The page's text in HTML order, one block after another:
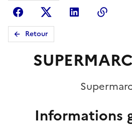
FacebookX (anciennement
Linkedin
Retour
Informations